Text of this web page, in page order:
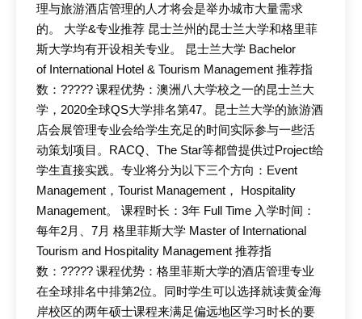
理与旅游酒店管理的人才将会是举办城市大量需求
的。 大学&专业推荐 昆士兰州的昆士兰大学和格里菲
斯大学均有开设相关专业。 昆士兰大学 Bachelor
of International Hotel & Tourism Management 推荐指
数：????? 课程优势：澳洲八大学校之一的昆士兰大
学，2020全球QS大学排名第47。昆士兰大学的旅游酒
店会展管理专业会给学生充足的时间实际参与一些活
动策划项目。RACQ、The Star等都曾提供过Project给
学生直接实践。专业将分为以下三个方向：Event
Management，Tourist Management， Hospitality
Management。 课程时长：3年 Full Time 入学时间：
每年2月、7月 格里菲斯大学 Master of International
Tourism and Hospitality Management 推荐指
数：????? 课程优势：格里菲斯大学的酒店管理专业
在全球排名中排第2位。同时学生可以选择就读黄金海
岸校区的两年硕士课程来满足偏远地区学习时长的要